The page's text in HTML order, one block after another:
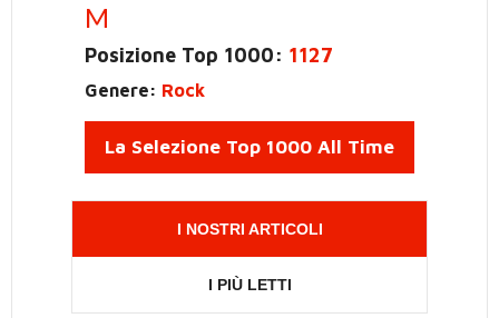
M
Posizione Top 1000: 1127
Genere: Rock
La Selezione Top 1000 All Time
I NOSTRI ARTICOLI
I PIÙ LETTI